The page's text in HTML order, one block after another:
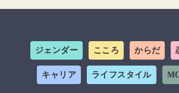
ジェンダー こころ からだ
キャリア ライフスタイル